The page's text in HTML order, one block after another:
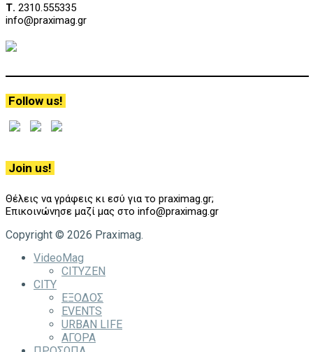
Τ. 2310.555335
info@praximag.gr
Follow us!
Join us!
Θέλεις να γράφεις κι εσύ για το praximag.gr;
Επικοινώνησε μαζί μας στο info@praximag.gr
Copyright © 2026 Praximag.
VideoMag
CITYZEN
CITY
ΕΞΟΔΟΣ
EVENTS
URBAN LIFE
ΑΓΟΡΑ